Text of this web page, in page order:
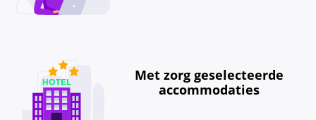
Met zorg geselecteerde
accommodaties